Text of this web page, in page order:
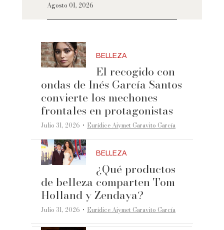
Agosto 01, 2026
BELLEZA
El recogido con
ondas de Inés García Santos
convierte los mechones
frontales en protagonistas
Julio 31, 2026 ·Eurídice Aiymet Garavito García
BELLEZA
¿Qué productos
de belleza comparten Tom
Holland y Zendaya?
Julio 31, 2026 ·Eurídice Aiymet Garavito García